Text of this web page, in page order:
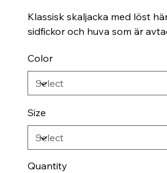
Klassisk skaljacka med löst
sidfickor och huva som är
Color
Size
Quantity